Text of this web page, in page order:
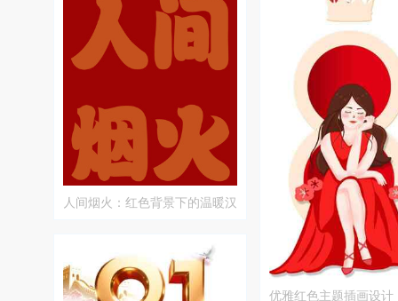
人间烟火：红色背景下的温暖汉
优雅红色主题插画设计